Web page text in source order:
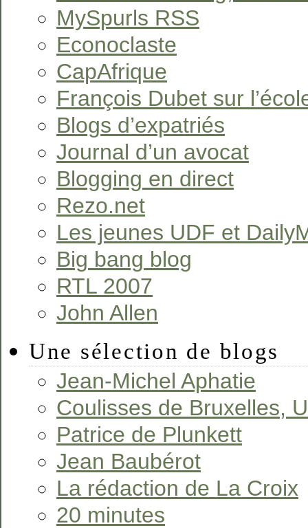
MySpurls RSS
Econoclaste
CapAfrique
François Dubet sur
Blogs d’expatriés
Journal d’un avocat
Blogging en direct
Rezo.net
Les jeunes UDF et
Big bang blog
RTL 2007
John Allen
Une sélection de blogs
Jean-Michel Aphatie
Coulisses de Bruxelles,
Patrice de Plunkett
Jean Baubérot
La rédaction de La Croix
20 minutes